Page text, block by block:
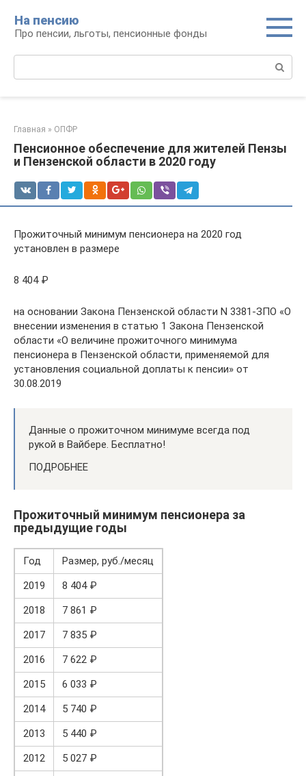
контенту
На пенсию
Про пенсии, льготы, пенсионные фонды
Главная » ОПФР
Пенсионное обеспечение для жителей Пензы
и Пензенской области в 2020 году
Прожиточный минимум пенсионера на 2020 год
установлен в размере
8 404 ₽
на основании Закона Пензенской области N 3381-ЗПО «О
внесении изменения в статью 1 Закона Пензенской
области «О величине прожиточного минимума
пенсионера в Пензенской области, применяемой для
установления социальной доплаты к пенсии» от
30.08.2019
Данные о прожиточном минимуме всегда под
рукой в Вайбере. Бесплатно!
ПОДРОБНЕЕ
Прожиточный минимум пенсионера за
предыдущие годы
Год
Размер, руб./месяц
2019
8 404 ₽
2018
7 861 ₽
2017
7 835 ₽
2016
7 622 ₽
2015
6 033 ₽
2014
5 740 ₽
2013
5 440 ₽
2012
5 027 ₽